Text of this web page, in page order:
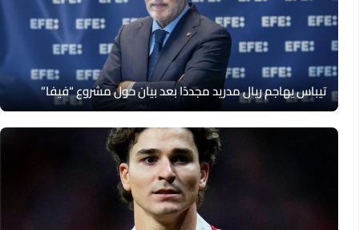
تيباس يهاجم ريال مدريد مجددًا بعد بيان حول مشروع “فيفا”